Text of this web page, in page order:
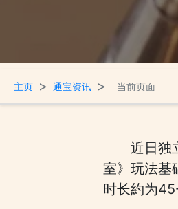
主页 > 通宝资讯 > 当前页面
近日独
室》玩法基
时长約为